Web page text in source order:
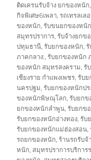
ติดเครนรับจ้าง ยกของหนัก
กิจพิเศษ6เพลา,รถเทรลเล
ของหนัก,รับขนยกของหนั
สมุทรปราการ,รับจ้างยกข
ปทุมธานี,รับยกของหนัก,
ภาคกลาง:,รับยกของหนัก
ของหนัก สมุทรสงคราม,รั
เชียงราย กำแพงเพชร,รับย
นครปฐม,รับยกของหนักป
ของหนักพิษณุโลก,รับยกข
ยกของหนักลำพูน,รับยกข
รับยกของหนักอ่างทอง,รับ
รับยกของหนักแม่ฮ่องสอน,
รถยกของหนัก,ร้านรถรับจ้
หนัก, สมุทรปราการบริกา